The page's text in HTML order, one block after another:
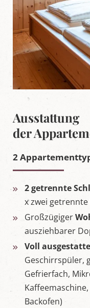
Ausstattung
der
2
2 getrennte
x zwei getrennte
Großzügiger
ausziehbarer
Voll
Geschirrspüler,
Gefrierfach,
Backofen)